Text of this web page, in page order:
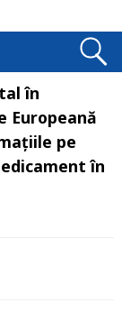
în
Europeană
pe
în